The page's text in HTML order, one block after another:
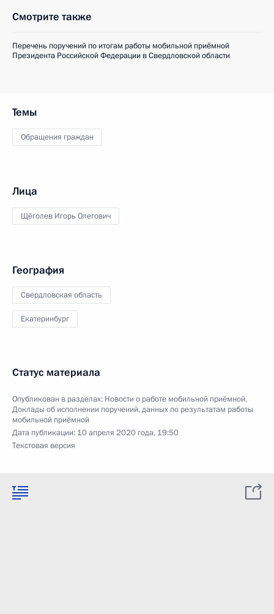
Смотрите также
Перечень поручений по итогам работы мобильной приёмной
Президента Российской Федерации в Свердловской области
Темы
Обращения граждан
Лица
Щёголев Игорь Олегович
География
Свердловская область
Екатеринбург
Статус материала
Опубликован в разделах: Новости о работе мобильной приёмной,
Доклады об исполнении поручений, данных по результатам работы
мобильной приёмной
Дата публикации: 10 апреля 2020 года, 19:50
Текстовая версия